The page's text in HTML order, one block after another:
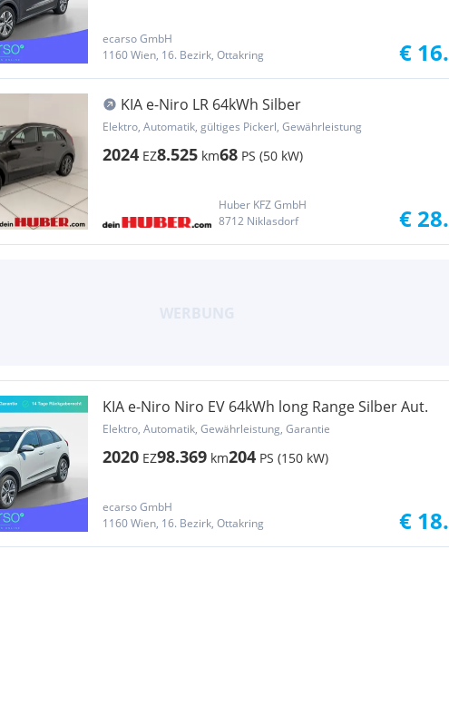
ecarso GmbH
1160 Wien, 16. Bezirk, Ottakring
€
KIA e-Niro LR 64kWh Silber
Elektro, Automatik, gültiges Pickerl, Gewährleistung
2024 EZ8.525 km68 PS (50 kW)
Huber KFZ GmbH
8712 Niklasdorf
€
KIA e-Niro Niro EV 64kWh long Range Silber Aut.
Elektro, Automatik, Gewährleistung, Garantie
2020 EZ98.369 km204 PS (150 kW)
ecarso GmbH
1160 Wien, 16. Bezirk, Ottakring
€